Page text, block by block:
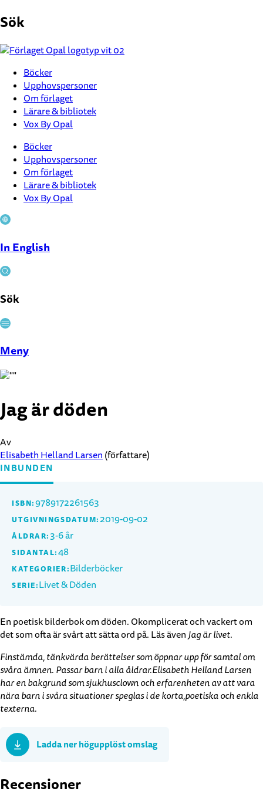
till
Sök
Böcker
Upphovspersoner
Om förlaget
Lärare & bibliotek
Vox By Opal
Böcker
Upphovspersoner
Om förlaget
Lärare & bibliotek
Vox By Opal
In English
Sök
Stäng
Meny
Jag är döden
Av
Elisabeth Helland Larsen (författare)
INBUNDEN
ISBN:9789172261563
UTGIVNINGSDATUM: 2019-09-02
ÅLDRAR:3-6 år
SIDANTAL:48
KATEGORIER:Bilderböcker
SERIE:Livet & Döden
En poetisk bilderbok om döden. Okomplicerat och vackert om
det som ofta är svårt att sätta ord på. Läs även Jag är livet.
Finstämda, tänkvärda berättelser som öppnar upp för samtal om
svåra ämnen. Passar barn i alla åldrar.Elisabeth Helland Larsen
har en bakgrund som sjukhusclown och erfarenheten av att vara
nära barn i svåra situationer speglas i de korta,poetiska och enkla
texterna.
Ladda ner högupplöst omslag
Recensioner